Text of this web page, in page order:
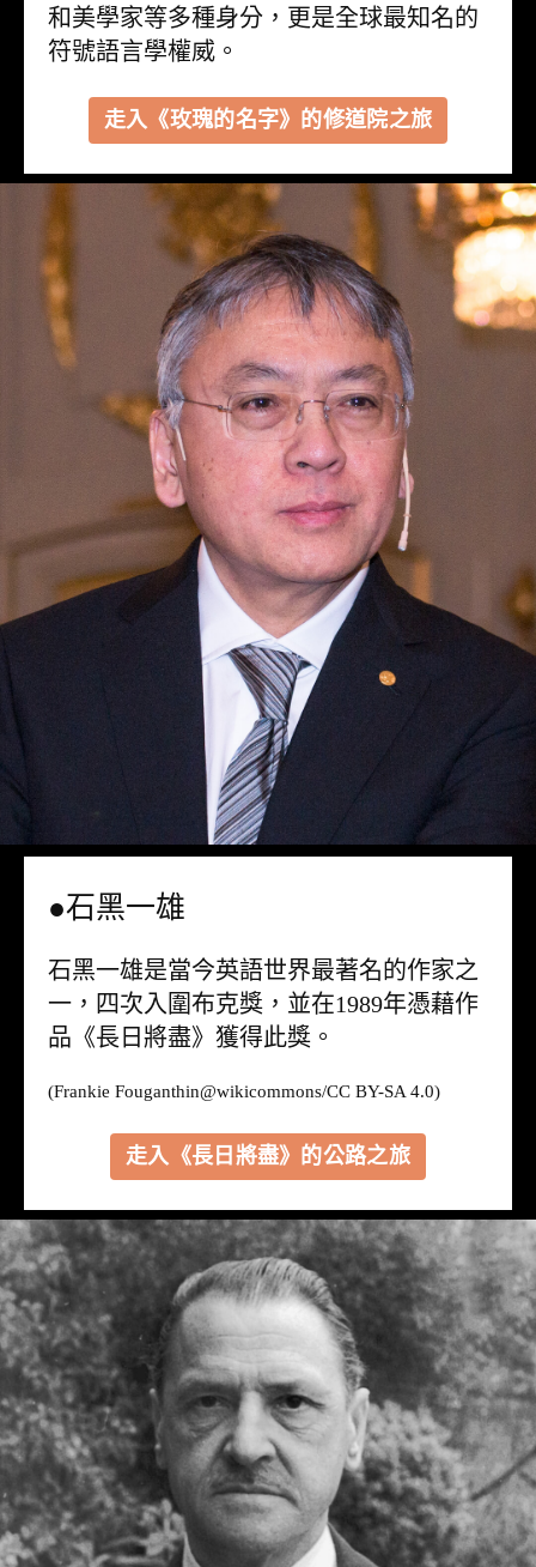
和美學家等多種身分，更是全球最知名的
符號語言學權威。
走入《玫瑰的名字》的修道院之旅
●石黑一雄
石黑一雄是當今英語世界最著名的作家之
一，四次入圍布克獎，並在1989年憑藉作
品《長日將盡》獲得此獎。
(Frankie Fouganthin@wikicommons/CC BY-SA 4.0)
走入《長日將盡》的公路之旅